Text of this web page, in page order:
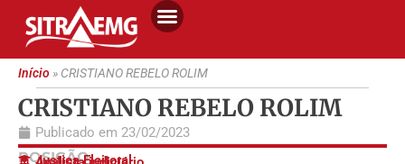
Início» CRISTIANO REBELO ROLIM
CRISTIANO REBELO ROLIM
Publicado em 23/02/2023
POSIÇÃO
Justiça Eleitoral